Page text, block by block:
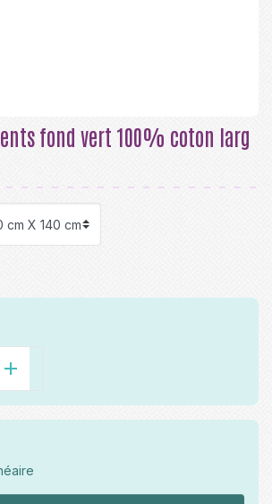
fond vert 100% coton larg
+